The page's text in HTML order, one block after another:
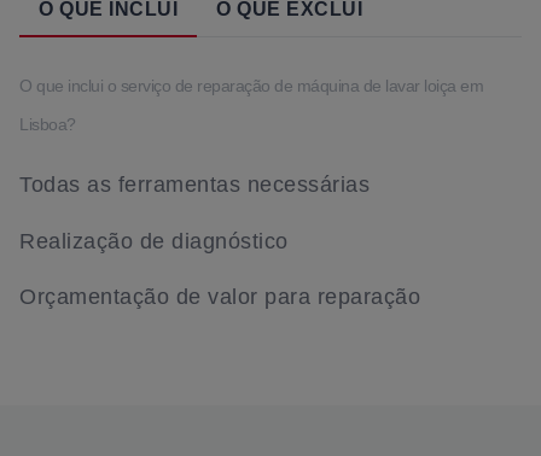
O QUE INCLUI O QUE EXCLUI
O que inclui o serviço de reparação de máquina de lavar loiça em
Lisboa?
Todas as ferramentas necessárias
Realização de diagnóstico
Orçamentação de valor para reparação